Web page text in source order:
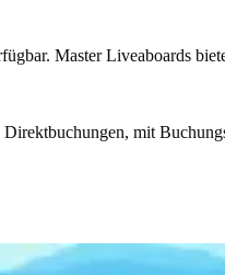
Master Liveaboards
mit